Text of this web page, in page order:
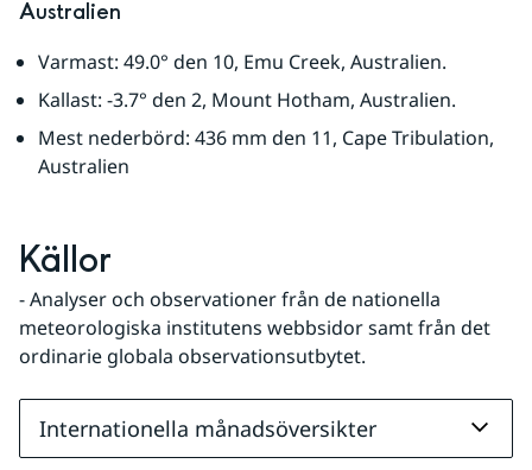
Australien
Varmast: 49.0° den 10, Emu Creek, Australien.
Kallast: -3.7° den 2, Mount Hotham, Australien.
Mest nederbörd: 436 mm den 11, Cape Tribulation,
Australien
Källor
- Analyser och observationer från de nationella
meteorologiska institutens webbsidor samt från det
ordinarie globala observationsutbytet.
Internationella månadsöversikter